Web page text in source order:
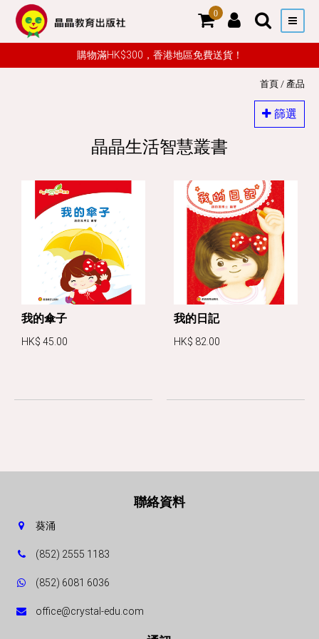
0
購物滿HK$300，香港地區免費送貨！
首頁 / 產品
篩選
晶晶生活智慧叢書
我的傘子
HK$ 45.00
我的日記
HK$ 82.00
聯絡資料
葵涌
(852) 2555 1183
(852) 6081 6036
office@crystal-edu.com